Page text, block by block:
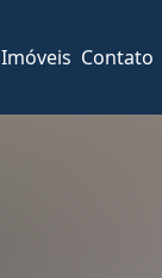
Contato